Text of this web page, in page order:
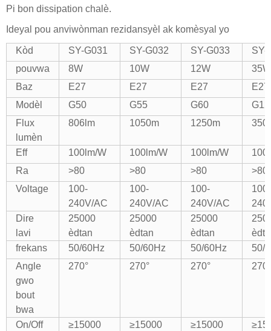
Pi bon dissipation chalè.
Ideyal pou anviwònman rezidansyèl ak komèsyal yo
Kòd SY-G031 SY-G032 SY-G033
SY-
pouvwa
8W 10W 12W
35W
Baz
E27 E27 E27
E27
Modèl
G50 G55 G60
Flux
lumèn
806lm 1050m 1250m
Eff 100lm/W 100lm/W 100lm/W
Ra
>80 >80 >80
>80
Voltage
100-
240V/AC
100-
240V/AC
100-
240V/AC
100-
Dire
lavi
25000
èdtan
25000
èdtan
25000
èdtan
frekans
50/60Hz 50/60Hz 50/60Hz
50/
Angle
gwo
bout
bwa
270° 270° 270° 270°
On/Off
≥15000 ≥15000 ≥15000